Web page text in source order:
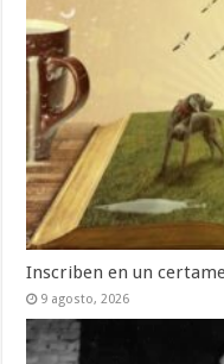
Inscriben en un
9 agosto, 2026